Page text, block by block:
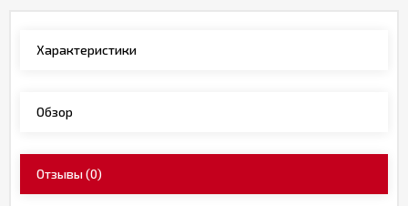
Характеристики
Обзор
Отзывы(0)